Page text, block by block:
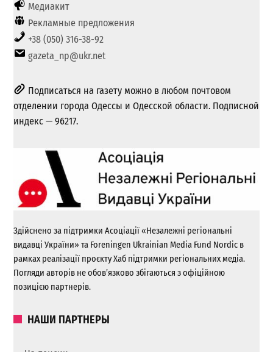
Медиакит
Рекламные предложения
+38 (050) 316-38-92
gazeta_np@ukr.net
Подписаться на газету можно в любом почтовом
отделении города Одессы и Одесской области. Подписной
индекс — 96217.
Здійснено за підтримки Асоціації «Незалежні регіональні
видавці України» та Foreningen Ukrainian Media Fund Nordic в
рамках реалізації проєкту Хаб підтримки регіональних медіа.
Погляди авторів не обов’язково збігаються з офіційною
позицією партнерів.
НАШИ ПАРТНЕРЫ